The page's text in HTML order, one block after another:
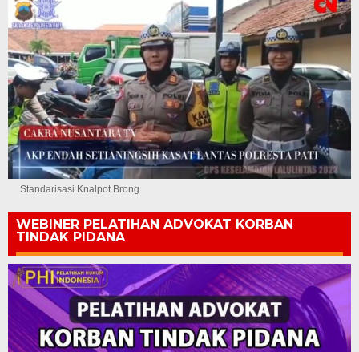
Standarisasi Knalpot Brong
WEBINER PELATIHAN ADVOKAT KORBAN
TINDAK PIDANA